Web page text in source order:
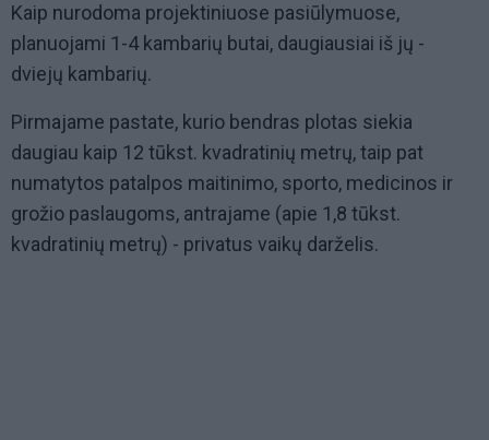
Kaip nurodoma projektiniuose pasiūlymuose,
planuojami 1-4 kambarių butai, daugiausiai iš jų -
dviejų kambarių.
Pirmajame pastate, kurio bendras plotas siekia
daugiau kaip 12 tūkst. kvadratinių metrų, taip pat
numatytos patalpos maitinimo, sporto, medicinos ir
grožio paslaugoms, antrajame (apie 1,8 tūkst.
kvadratinių metrų) - privatus vaikų darželis.